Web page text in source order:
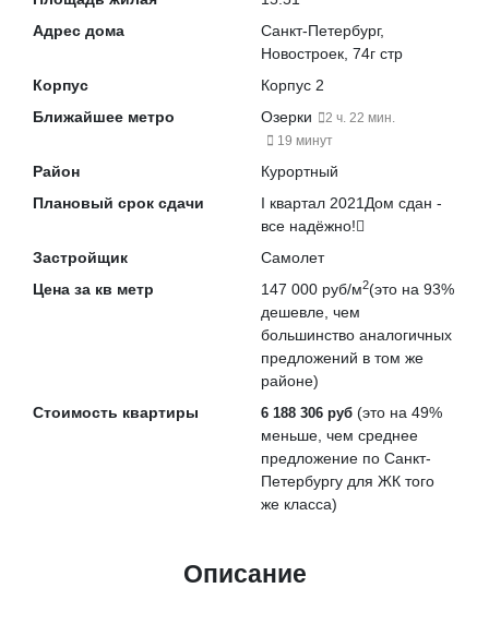
Адрес дома
Санкт-Петербург, ​
Новостроек, 74г стр
Корпус
Корпус 2
Ближайшее метро
Озерки
2 ч. 22 мин.
19 минут
Район
Курортный
Плановый срок сдачи
I квартал 2021 Дом сдан -
все надёжно!
Застройщик
Самолет
Цена за кв метр
147 000 руб/м2(это на 93%
дешевле , чем
большинство аналогичных
предложений в том же
районе)
Стоимость квартиры
6 188 306 руб (это на 49%
меньше , чем среднее
предложение по Санкт-
Петербургу для ЖК того
же класса)
Описание